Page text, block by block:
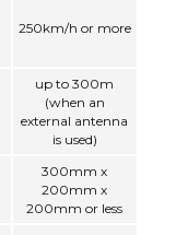
250km/h or more
up to 300m
(when an
external antenna
is used)
300mm х
200mm х
200mm or less